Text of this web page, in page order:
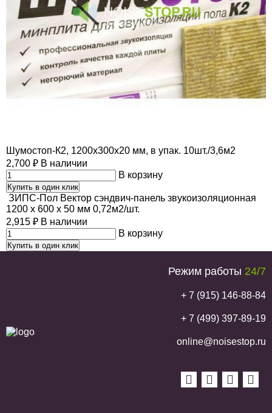
Шумостоп-К2, 1200х300х20 мм, в упак. 10шт./3,6м2
2,700 ₽ В наличии
В корзину
Купить в один клик
ЗИПС-Пол Вектор сэндвич-панель звукоизоляционная
1200 х 600 х 50 мм 0,72м2/шт.
2,915 ₽ В наличии
В корзину
Купить в один клик
Режим работы 24/7
+ 7 (915) 146-88-84
+ 7 (499) 397-89-19
online@noisestop.ru